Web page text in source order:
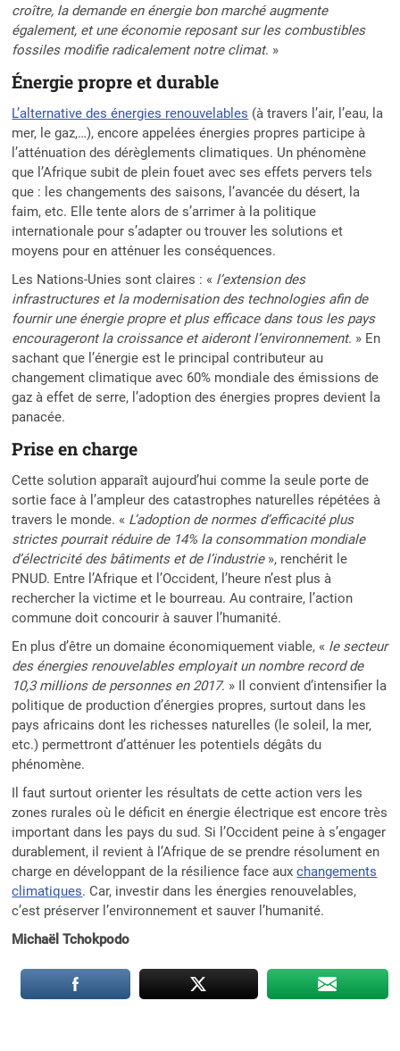
croître, la demande en énergie bon marché augmente
également, et une économie reposant sur les combustibles
fossiles modifie radicalement notre climat. »
Énergie propre et durable
L’alternative des énergies renouvelables (à travers l’air, l’eau, la
mer, le gaz,…), encore appelées énergies propres participe à
l’atténuation des dérèglements climatiques. Un phénomène
que l’Afrique subit de plein fouet avec ses effets pervers tels
que : les changements des saisons, l’avancée du désert, la
faim, etc. Elle tente alors de s’arrimer à la politique
internationale pour s’adapter ou trouver les solutions et
moyens pour en atténuer les conséquences.
Les Nations-Unies sont claires : « l’extension des
infrastructures et la modernisation des technologies afin de
fournir une énergie propre et plus efficace dans tous les pays
encourageront la croissance et aideront l’environnement. » En
sachant que l’énergie est le principal contributeur au
changement climatique avec 60% mondiale des émissions de
gaz à effet de serre, l’adoption des énergies propres devient la
panacée.
Prise en charge
Cette solution apparaît aujourd’hui comme la seule porte de
sortie face à l’ampleur des catastrophes naturelles répétées à
travers le monde. « L’adoption de normes d’efficacité plus
strictes pourrait réduire de 14% la consommation mondiale
d’électricité des bâtiments et de l’industrie», renchérit le
PNUD. Entre l’Afrique et l’Occident, l’heure n’est plus à
rechercher la victime et le bourreau. Au contraire, l’action
commune doit concourir à sauver l’humanité.
En plus d’être un domaine économiquement viable, « le secteur
des énergies renouvelables employait un nombre record de
10,3 millions de personnes en 2017. » Il convient d’intensifier la
politique de production d’énergies propres, surtout dans les
pays africains dont les richesses naturelles (le soleil, la mer,
etc.) permettront d’atténuer les potentiels dégâts du
phénomène.
Il faut surtout orienter les résultats de cette action vers les
zones rurales où le déficit en énergie électrique est encore très
important dans les pays du sud. Si l’Occident peine à s’engager
durablement, il revient à l’Afrique de se prendre résolument en
charge en développant de la résilience face auxchangements
climatiques. Car, investir dans les énergies renouvelables,
c’est préserver l’environnement et sauver l’humanité.
Michaël Tchokpodo